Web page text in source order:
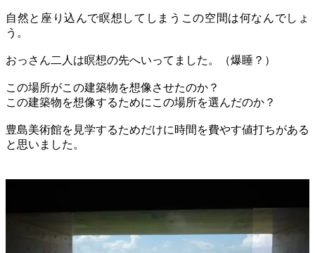
自然と座り込んで瞑想してしまうこの空間は何なんでしょ
う。
おっさん二人は瞑想の先へいってました。（爆睡？）
この場所がこの建築物を想像させたのか？
この建築物を想像するためにこの場所を選んだのか？
豊島美術館を見学するためだけに時間を費やす値打ちがある
と思いました。